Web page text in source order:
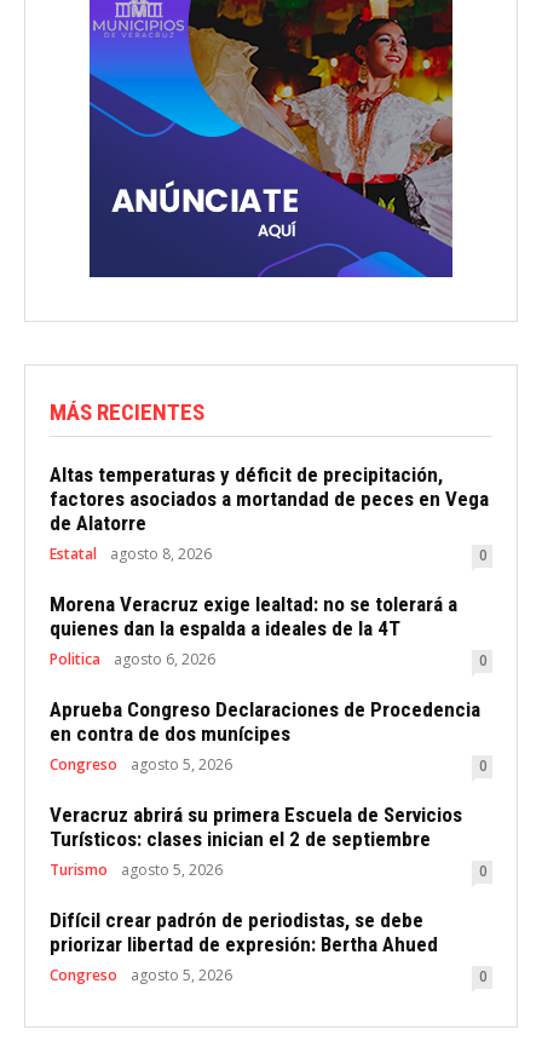
MÁS RECIENTES
Altas temperaturas y déficit de precipitación,
factores asociados a mortandad de peces en Vega
de Alatorre
Estatal agosto 8, 2026 0
Morena Veracruz exige lealtad: no se tolerará a
quienes dan la espalda a ideales de la 4T
Politica agosto 6, 2026 0
Aprueba Congreso Declaraciones de Procedencia
en contra de dos munícipes
Congreso agosto 5, 2026 0
Veracruz abrirá su primera Escuela de Servicios
Turísticos: clases inician el 2 de septiembre
Turismo agosto 5, 2026 0
Difícil crear padrón de periodistas, se debe
priorizar libertad de expresión: Bertha Ahued
Congreso agosto 5, 2026 0